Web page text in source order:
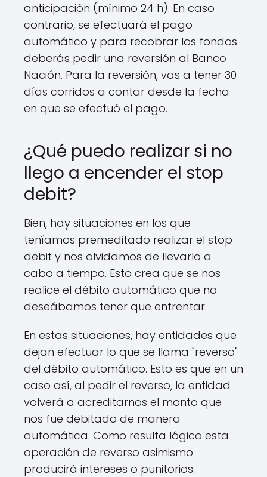
anticipación (mínimo 24 h). En caso
contrario, se efectuará el pago
automático y para recobrar los fondos
deberás pedir una reversión al Banco
Nación. Para la reversión, vas a tener 30
días corridos a contar desde la fecha
en que se efectuó el pago.
¿Qué puedo realizar si no
llego a encender el stop
debit?
Bien, hay situaciones en los que
teníamos premeditado realizar el stop
debit y nos olvidamos de llevarlo a
cabo a tiempo. Esto crea que se nos
realice el débito automático que no
deseábamos tener que enfrentar.
En estas situaciones, hay entidades que
dejan efectuar lo que se llama "reverso"
del débito automático. Esto es que en un
caso así, al pedir el reverso, la entidad
volverá a acreditarnos el monto que
nos fue debitado de manera
automática. Como resulta lógico esta
operación de reverso asimismo
producirá intereses o punitorios.